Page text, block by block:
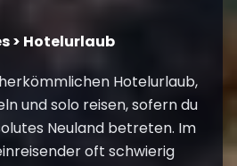
> Hotelurlaub
Hotelurlaub,
und solo reisen, sofern du
Neuland betreten. Im
oft schwierig